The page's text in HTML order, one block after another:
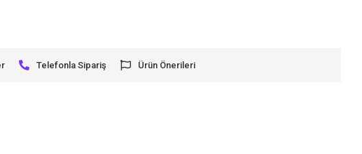
Telefonla Sipariş Ürün Önerileri